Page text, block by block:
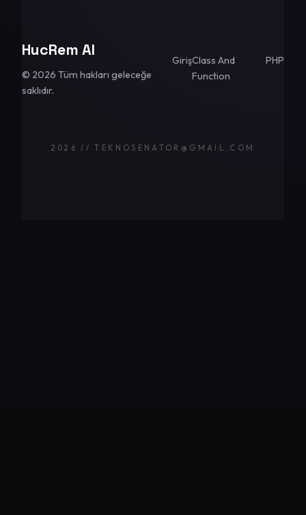
HucRem AI
© 2026 Tüm hakları geleceğe
saklıdır.
GirişClass And
Function
PHP
2026 // TEKNOSENATOR@GMAIL.COM